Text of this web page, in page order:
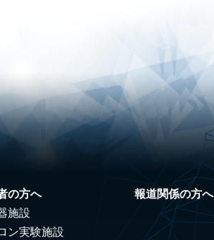
の方へ
施設
ン実験施設
報道関係の方へ